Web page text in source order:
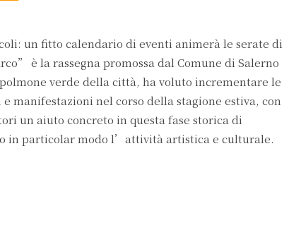
un fitto calendario di eventi animerà le serate di
è la rassegna promossa dal Comune di Salerno
verde della città, ha voluto incrementare le
manifestazioni nel corso della stagione estiva, con
un aiuto concreto in questa fase storica di
in particolar modo l’attività artistica e culturale.